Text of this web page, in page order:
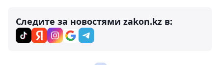
Следите за новостями zakon.kz в: